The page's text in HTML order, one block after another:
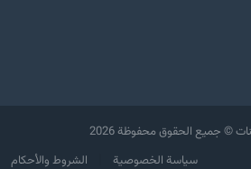
للبنات © جميع الحقوق محفوظة
سياسة الخصوصية
الشروط والأحكام